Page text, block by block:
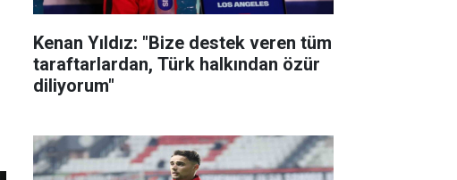
Kenan Yıldız: "Bize destek veren tüm
taraftarlardan, Türk halkından özür
diliyorum"